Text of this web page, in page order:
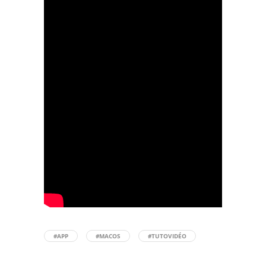
#APP #MACOS #TUTOVIDÉO